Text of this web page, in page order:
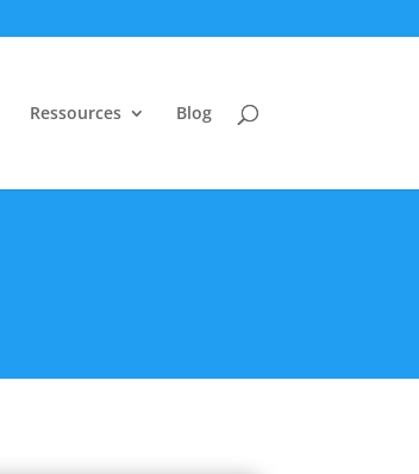
Ressources Blog